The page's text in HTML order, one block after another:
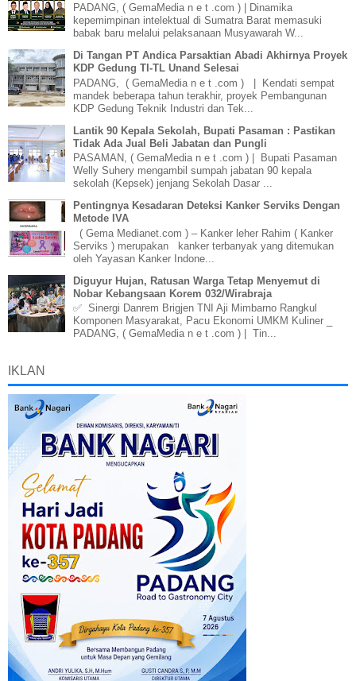
PADANG, ( GemaMedia n e t .com ) | Dinamika
kepemimpinan intelektual di Sumatra Barat memasuki
babak baru melalui pelaksanaan Musyawarah W...
Di Tangan PT Andica Parsaktian Abadi Akhirnya Proyek
KDP Gedung TI-TL Unand Selesai
PADANG, ( GemaMedia n e t .com ) | Kendati sempat
mandek beberapa tahun terakhir, proyek Pembangunan
KDP Gedung Teknik Industri dan Tek...
Lantik 90 Kepala Sekolah, Bupati Pasaman : Pastikan
Tidak Ada Jual Beli Jabatan dan Pungli
PASAMAN, ( GemaMedia n e t .com ) | Bupati Pasaman
Welly Suhery mengambil sumpah jabatan 90 kepala
sekolah (Kepsek) jenjang Sekolah Dasar ...
Pentingnya Kesadaran Deteksi Kanker Serviks Dengan
Metode IVA
( Gema Medianet.com ) – Kanker leher Rahim ( Kanker
Serviks ) merupakan kanker terbanyak yang ditemukan
oleh Yayasan Kanker Indone...
Diguyur Hujan, Ratusan Warga Tetap Menyemut di
Nobar Kebangsaan Korem 032/Wirabraja
✅ Sinergi Danrem Brigjen TNI Aji Mimbarno Rangkul
Komponen Masyarakat, Pacu Ekonomi UMKM Kuliner _
PADANG, ( GemaMedia n e t .com ) | Tin...
IKLAN